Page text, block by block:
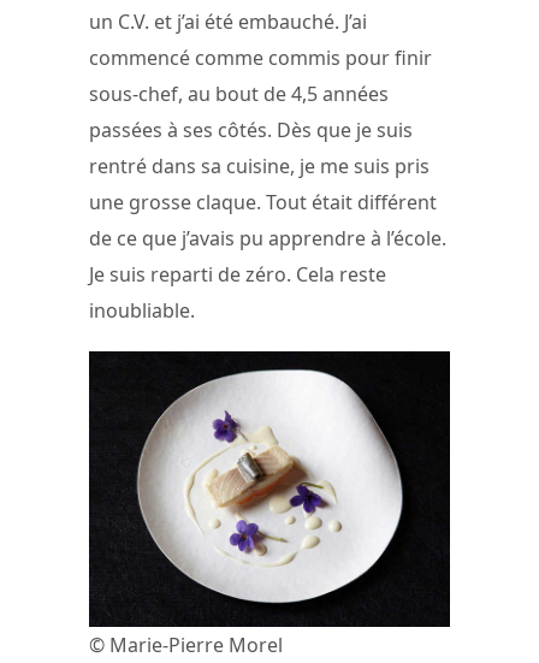
un C.V. et j’ai été embauché. J’ai
commencé comme commis pour finir
sous-chef, au bout de 4,5 années
passées à ses côtés. Dès que je suis
rentré dans sa cuisine, je me suis pris
une grosse claque. Tout était différent
de ce que j’avais pu apprendre à l’école.
Je suis reparti de zéro. Cela reste
inoubliable.
© Marie-Pierre Morel